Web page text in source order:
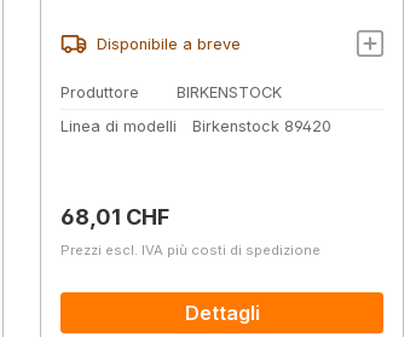
Disponibile a breve
Produttore
BIRKENSTOCK
Linea di modelli
Birkenstock 89420
Prezzo normale:
68,01 CHF
Prezzi escl. IVA più costi di spedizione
Dettagli